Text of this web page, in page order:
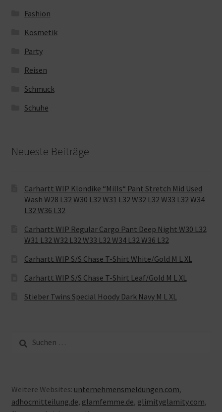
Fashion
Kosmetik
Party
Reisen
Schmuck
Schuhe
Neueste Beiträge
Carhartt WIP Klondike “Mills“ Pant Stretch Mid Used
Wash W28 L32 W30 L32 W31 L32 W32 L32 W33 L32 W34
L32 W36 L32
Carhartt WIP Regular Cargo Pant Deep Night W30 L32
W31 L32 W32 L32 W33 L32 W34 L32 W36 L32
Carhartt WIP S/S Chase T-Shirt White/Gold M L XL
Carhartt WIP S/S Chase T-Shirt Leaf/Gold M L XL
Stieber Twins Special Hoody Dark Navy M L XL
nach:
Weitere Websites: unternehmensmeldungen.com,
adhocmitteilung.de, glamfemme.de, glimityglamity.com,